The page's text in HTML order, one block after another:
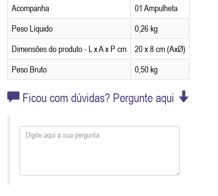
Acompanha
01 Ampulheta
Peso Líquido
0,26 kg
Dimensões do produto - L x A x P cm
20 x 8 cm (AxØ)
Peso Bruto
0,50 kg
Ficou com dúvidas? Pergunte aqui